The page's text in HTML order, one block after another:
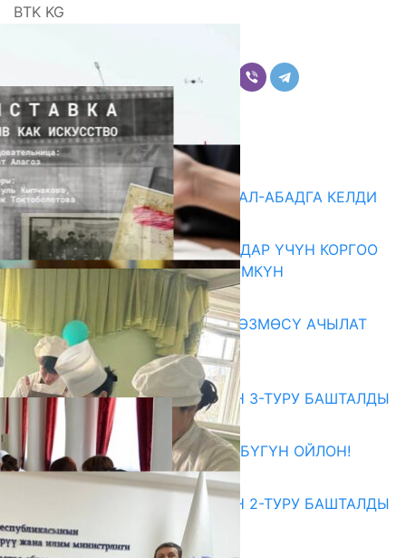
BTK KG
Комментарийлер
Акыркы жаңылыктар
«БИРИМДИК КЕРБЕНИ» ЖАЛАЛ-АБАДГА КЕЛДИ
07.08.2026
КОРРУПЦИЯНЫ КАБАРЛАГАНДАР ҮЧҮН КОРГОО
ЧАРАЛАРЫ КҮЧӨТҮЛҮШҮ МҮМКҮН
«АРХИВ – ИСКУССТВО» КӨРГӨЗМӨСҮ АЧЫЛАТ
07.08.2026
Абитуриент
ЖОЖДОРГО КАБЫЛ АЛУУНУН 3-ТУРУ БАШТАЛДЫ
27.07.2026
ӨЗҮҢДҮН КЕЛЕЧЕГИҢ ҮЧҮН БҮГҮН ОЙЛОН!
20.07.2026
ЖОЖДОРГО КАБЫЛ АЛУУНУН 2-ТУРУ БАШТАЛДЫ
20.07.2026